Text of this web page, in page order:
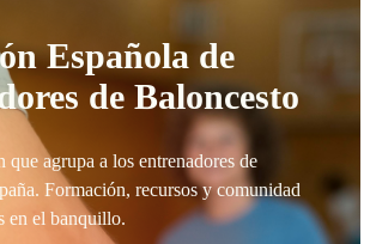
Española de
de Baloncesto
que agrupa a los entrenadores de
Formación, recursos y comunidad
en el banquillo.